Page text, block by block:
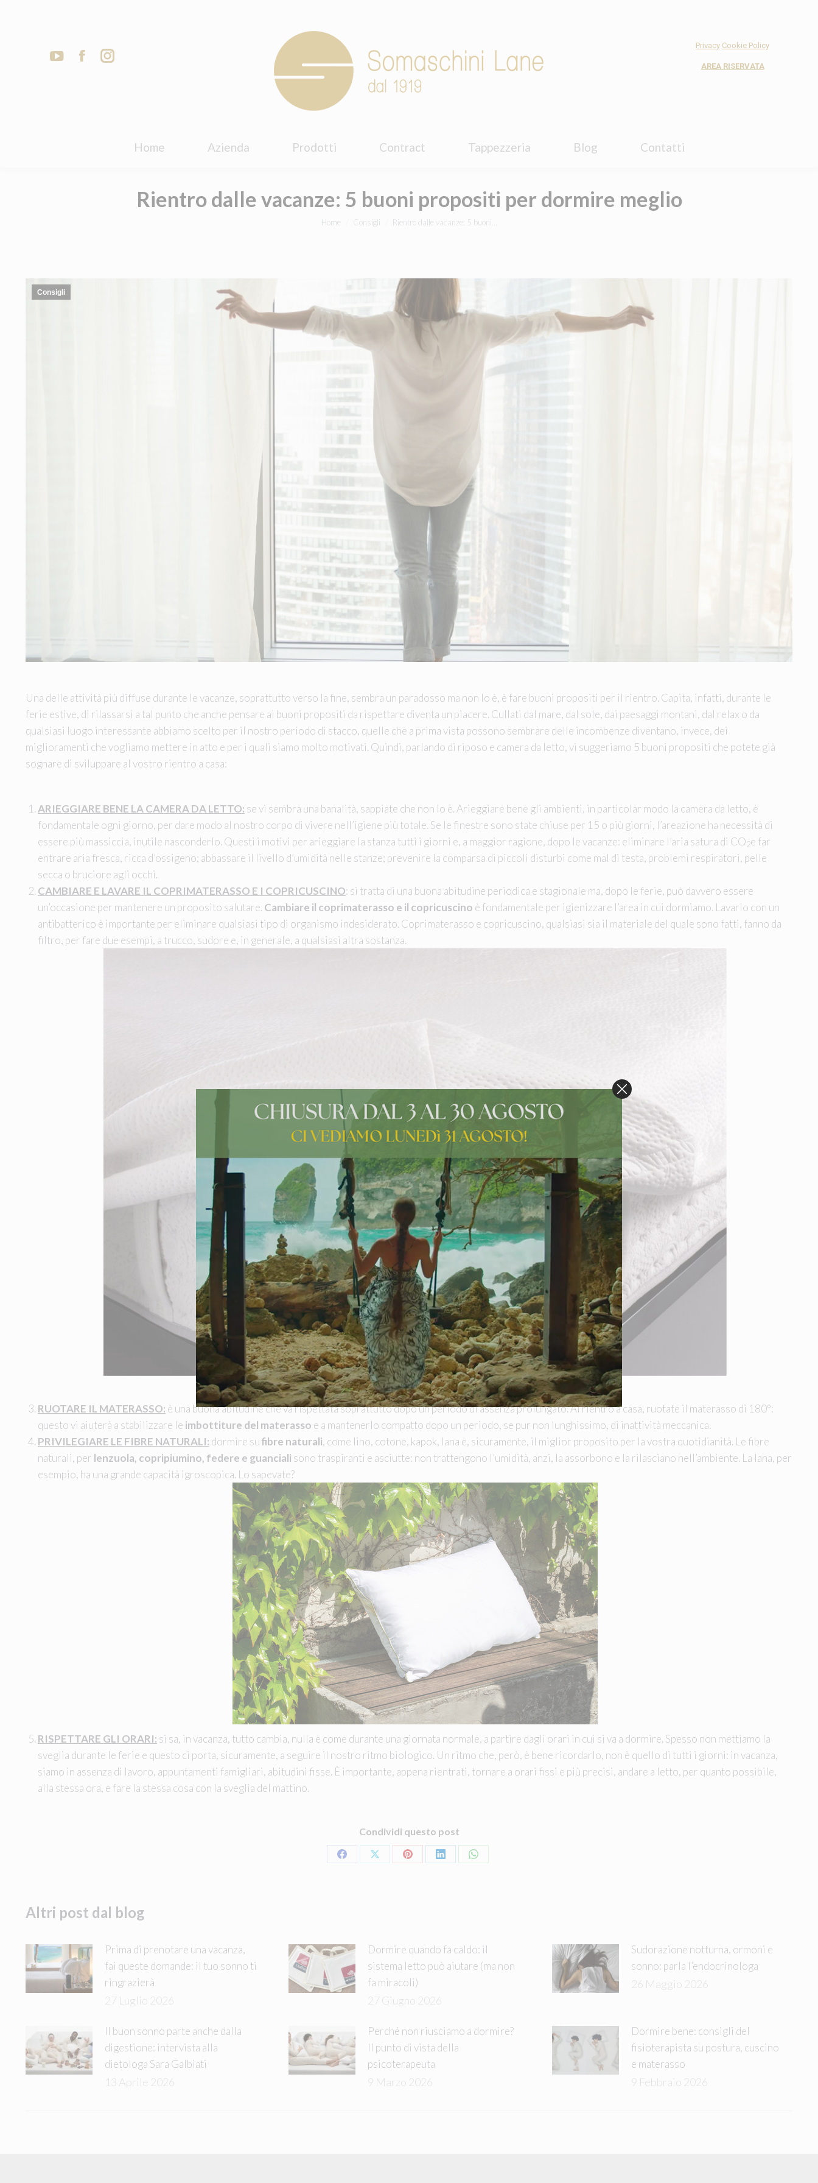
Privacy Cookie Policy
AREA RISERVATA
Home Azienda Prodotti Contract Tappezzeria Blog Contatti
Rientro dalle vacanze: 5 buoni propositi per dormire meglio
You are here:
Home Consigli Rientro dalle vacanze: 5 buoni…
Consigli
Una delle attività più diffuse durante le vacanze, soprattutto verso la fine, sembra un paradosso ma non lo è, è fare buoni propositi per il rientro. Capita, infatti, durante le
ferie estive, di rilassarsi a tal punto che anche pensare ai buoni propositi da rispettare diventa un piacere. Cullati dal mare, dal sole, dai paesaggi montani, dal relax o da
qualsiasi luogo interessante abbiamo scelto per il nostro periodo di stacco, quelle che a prima vista possono sembrare delle incombenze diventano, invece, dei
miglioramenti che vogliamo mettere in atto e per i quali siamo molto motivati. Quindi, parlando di riposo e camera da letto, vi suggeriamo 5 buoni propositi che potete già
sognare di sviluppare al vostro rientro a casa:
ARIEGGIARE BENE LA CAMERA DA LETTO: se vi sembra una banalità, sappiate che non lo è. Arieggiare bene gli ambienti, in particolar modo la camera da letto, è
fondamentale ogni giorno, per dare modo al nostro corpo di vivere nell’igiene più totale. Se le finestre sono state chiuse per 15 o più giorni, l’areazione ha necessità di
essere più massiccia, inutile nasconderlo. Questi i motivi per arieggiare la stanza tutti i giorni e, a maggior ragione, dopo le vacanze: eliminare l’aria satura di CO2e far
entrare aria fresca, ricca d’ossigeno; abbassare il livello d’umidità nelle stanze; prevenire la comparsa di piccoli disturbi come mal di testa, problemi respiratori, pelle
secca o bruciore agli occhi.
CAMBIARE E LAVARE IL COPRIMATERASSO E I COPRICUSCINO: si tratta di una buona abitudine periodica e stagionale ma, dopo le ferie, può davvero essere
un’occasione per mantenere un proposito salutare. Cambiare il coprimaterasso e il copricuscino è fondamentale per igienizzare l’area in cui dormiamo. Lavarlo con un
antibatterico è importante per eliminare qualsiasi tipo di organismo indesiderato. Coprimaterasso e copricuscino, qualsiasi sia il materiale del quale sono fatti, fanno da
filtro, per fare due esempi, a trucco, sudore e, in generale, a qualsiasi altra sostanza.
Da Somaschini Lane trovi una consulenza personalizzata.
RUOTARE IL MATERASSO: è una buona abitudine che va rispettata soprattutto dopo un periodo di assenza prolungato. Al rientro a casa, ruotate il materasso di 180°:
questo vi aiuterà a stabilizzare le imbottiture del materasso e a mantenerlo compatto dopo un periodo, se pur non lunghissimo, di inattività meccanica.
PRIVILEGIARE LE FIBRE NATURALI: dormire sufibre naturali, come lino, cotone, kapok, lana è, sicuramente, il miglior proposito per la vostra quotidianità. Le fibre
naturali, per lenzuola, copripiumino, federe e guanciali sono traspiranti e asciutte: non trattengono l’umidità, anzi, la assorbono e la rilasciano nell’ambiente. La lana, per
esempio, ha una grande capacità igroscopica. Lo sapevate?
RISPETTARE GLI ORARI: si sa, in vacanza, tutto cambia, nulla è come durante una giornata normale, a partire dagli orari in cui si va a dormire. Spesso non mettiamo la
sveglia durante le ferie e questo ci porta, sicuramente, a seguire il nostro ritmo biologico. Un ritmo che, però, è bene ricordarlo, non è quello di tutti i giorni: in vacanza,
siamo in assenza di lavoro, appuntamenti famigliari, abitudini fisse. È importante, appena rientrati, tornare a orari fissi e più precisi, andare a letto, per quanto possibile,
alla stessa ora, e fare la stessa cosa con la sveglia del mattino.
Condividi questo post
Share
Share
Share
Share
Share
Altri post dal blog
Prima di prenotare una vacanza,
fai queste domande: il tuo sonno ti
ringrazierà
27 Luglio 2026
Dormire quando fa caldo: il
sistema letto può aiutare (ma non
fa miracoli)
27 Giugno 2026
Sudorazione notturna, ormoni e
sonno: parla l’endocrinologa
26 Maggio 2026
Il buon sonno parte anche dalla
digestione: intervista alla
dietologa Sara Galbiati
13 Aprile 2026
Perché non riusciamo a dormire?
Il punto di vista della
psicoterapeuta
9 Marzo 2026
Dormire bene: consigli del
fisioterapista su postura, cuscino
e materasso
9 Febbraio 2026